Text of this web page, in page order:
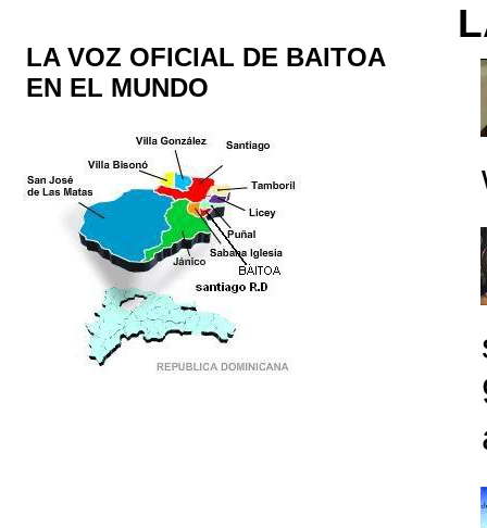
LA VOZ OFICIAL DE BAITOA
EN EL MUNDO